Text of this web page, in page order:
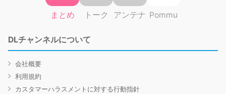
まとめ トーク アンテナ Pommu
DLチャンネルについて
会社概要
利用規約
カスタマーハラスメントに対する行動指針